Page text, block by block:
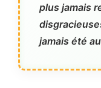
plus jamais
jamais été